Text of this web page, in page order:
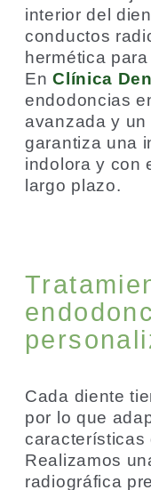
interior del
conductos
hermética
EnClínica
endodoncias
avanzada y
garantiza una
indolora y con
largo plazo.
Cada diente
por lo que
características
Realizamos
radiográfica